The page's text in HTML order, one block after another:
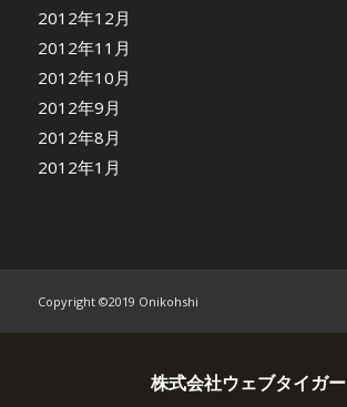
2012年12月
2012年11月
2012年10月
2012年9月
2012年8月
2012年1月
Copyright ©2019 Onikohshi
株式会社ウェブタイガー